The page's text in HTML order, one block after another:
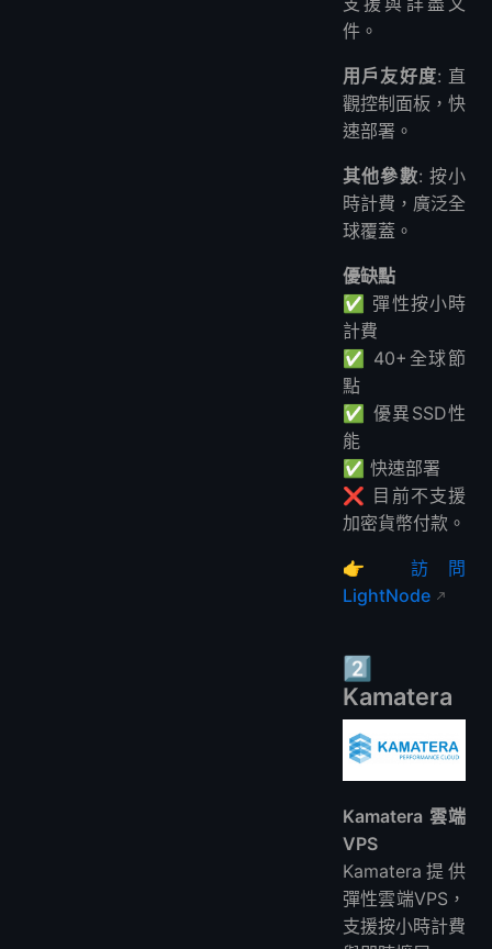
件。
用戶友好度: 直
觀控制面板，快
速部署。
其他參數: 按小
時計費，廣泛全
球覆蓋。
優缺點
✅ 彈性按小時
計費
✅ 40+全球節
點
✅ 優異SSD性
能
✅ 快速部署
❌ 目前不支援
加密貨幣付款。
👉 訪問
LightNode
2️⃣
Kamatera
Kamatera 雲端
VPS
Kamatera提供
彈性雲端VPS，
支援按小時計費